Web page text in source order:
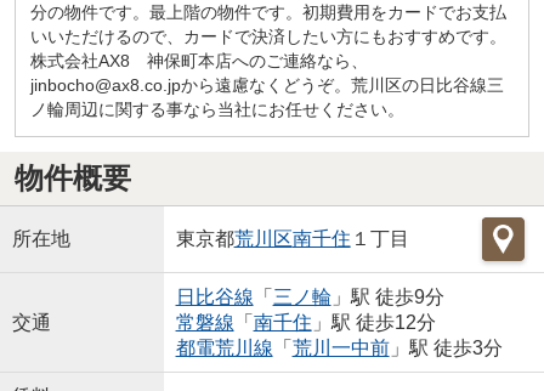
分の物件です。最上階の物件です。初期費用をカードでお支払
いいただけるので、カードで決済したい方にもおすすめです。
株式会社AX8 神保町本店へのご連絡なら、
jinbocho@ax8.co.jpから遠慮なくどうぞ。荒川区の日比谷線三
ノ輪周辺に関する事なら当社にお任せください。
物件概要
所在地 東京都荒川区南千住 １丁目
交通
日比谷線 「 三ノ輪」駅 徒歩9分
常磐線 「 南千住 」駅 徒歩12分
都電荒川線 「 荒川一中前」駅 徒歩3分